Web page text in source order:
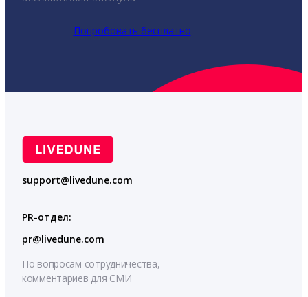
Попробовать бесплатно
support@livedune.com
PR-отдел:
pr@livedune.com
По вопросам сотрудничества,
комментариев для СМИ